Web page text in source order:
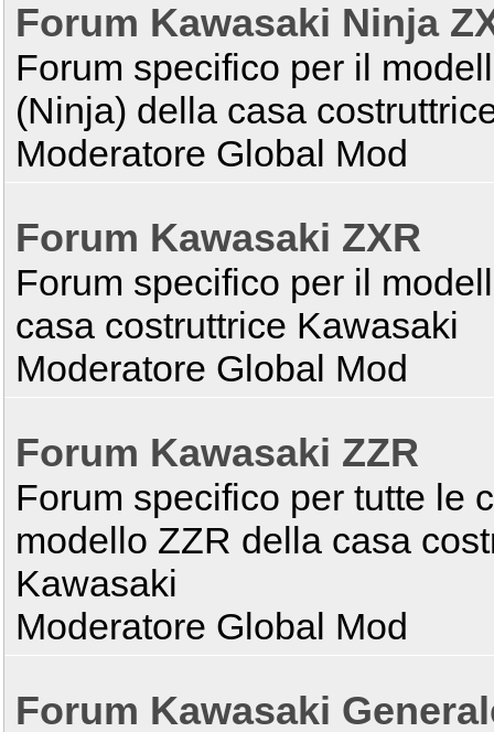
Forum Kawasaki Ninja
Forum specifico per il
(Ninja) della casa
Moderatore Global Mod
Forum Kawasaki ZXR
Forum specifico per il
casa costruttrice Kawasaki
Moderatore Global Mod
Forum Kawasaki ZZR
Forum specifico per tutte le
modello ZZR della casa
Kawasaki
Moderatore Global Mod
Forum Kawasaki